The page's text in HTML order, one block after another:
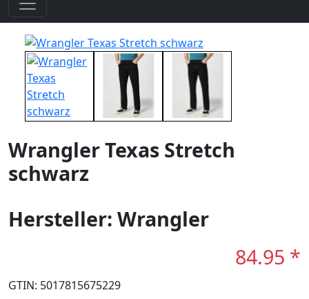
Wrangler Texas Stretch
schwarz
Hersteller: Wrangler
84.95 *
GTIN: 5017815675229